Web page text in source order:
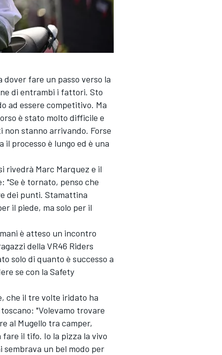
fare un passo verso la
di entrambi i fattori. Sto
ad essere competitivo. Ma
è stato molto difficile e
non stanno arrivando. Forse
processo è lungo ed è una
rivedrà Marc Marquez e il
"Se è tornato, penso che
dei punti. Stamattina
il piede, ma solo per il
è atteso un incontro
della VR46 Riders
solo di quanto è successo a
se con la Safety
che il tre volte iridato ha
"Volevamo trovare
al Mugello tra camper,
il tifo. Io la pizza la vivo
sembrava un bel modo per